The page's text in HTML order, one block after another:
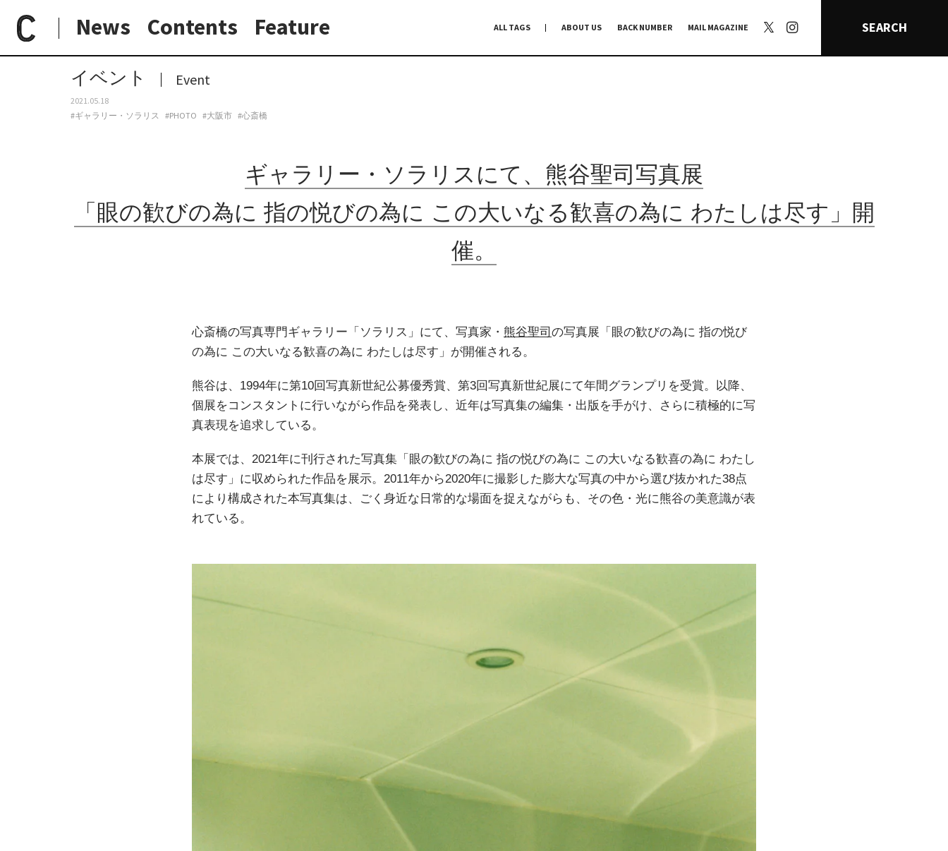
News Contents Feature ALL TAGS ABOUT US BACK NUMBER MAIL MAGAZINE SEARCH
日常と現場
paperC 今週のイベント
イベント Event
2021.05.18
#ギャラリー・ソラリス #PHOTO #大阪市 #心斎橋
ギャラリー・ソラリスにて、熊谷聖司写真展
「眼の歓びの為に 指の悦びの為に この大いなる歓喜の為に わたしは尽す」開
催。
心斎橋の写真専門ギャラリー「ソラリス」にて、写真家・ 熊谷聖司 の写真展「眼の歓びの為に 指の悦び
の為に この大いなる歓喜の為に わたしは尽す」が開催される。
熊谷は、1994年に第10回写真新世紀公募優秀賞、第3回写真新世紀展にて年間グランプリを受賞。以降、
個展をコンスタントに行いながら作品を発表し、近年は写真集の編集・出版を手がけ、さらに積極的に写
真表現を追求している。
本展では、2021年に刊行された写真集「眼の歓びの為に 指の悦びの為に この大いなる歓喜の為に わたし
は尽す」に収められた作品を展示。2011年から2020年に撮影した膨大な写真の中から選び抜かれた38点
により構成された本写真集は、ごく身近な日常的な場面を捉えながらも、その色・光に熊谷の美意識が表
れている。